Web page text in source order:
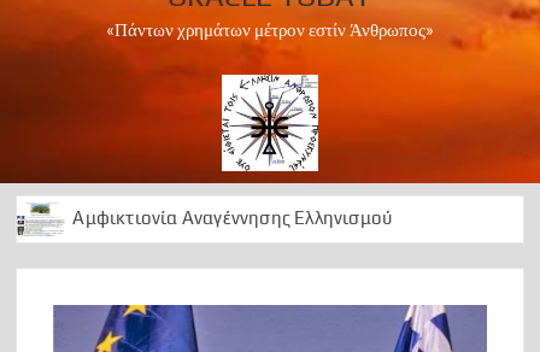
«Πάντων χρημάτων μέτρον εστίν Άνθρωπος»
Αμφικτιονία Αναγέννησης Ελληνισμού
Αρχαίοι Δελφοί: Διαχρονική ωδή στο Απολλώνειο φως